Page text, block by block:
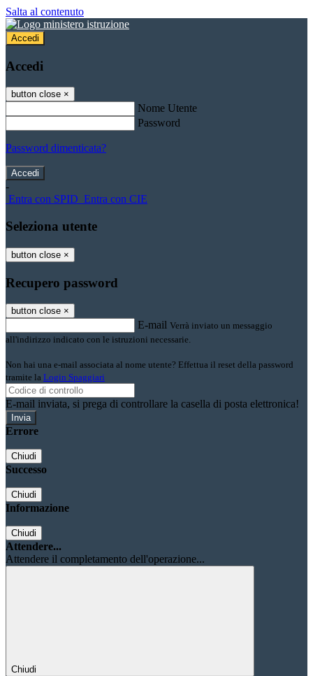
Salta al contenuto
Accedi
Accedi
button close ×
Nome Utente
Password
Password dimenticata?
-
Entra con SPID Entra con CIE
Seleziona utente
button close ×
Recupero password
button close ×
E-mail Verrà inviato un messaggio
all'indirizzo indicato con le istruzioni necessarie.
Non hai una e-mail associata al nome utente? Effettua il reset della password
tramite la Login Spaggiari
E-mail inviata, si prega di controllare la casella di posta elettronica!
Errore
Chiudi
Successo
Chiudi
Informazione
Chiudi
Attendere...
Attendere il completamento dell'operazione...
Chiudi